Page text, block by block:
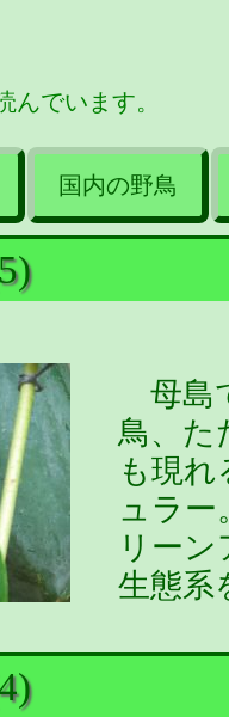
んでいます。
国内の野鳥
母島
鳥、た
も現
ュラー
リー
生態系